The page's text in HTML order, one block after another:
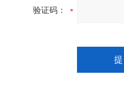
验证码：